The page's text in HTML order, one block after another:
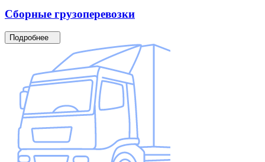
Сборные грузоперевозки
Подробнее